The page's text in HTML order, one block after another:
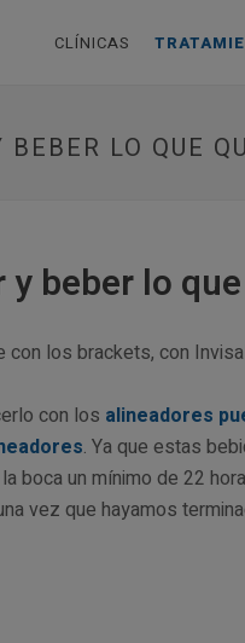
CLÍNICAS
BEBER LO QUE
y beber lo
con los brackets, con
con los alineadores
. Ya que estas
boca un mínimo de 22
vez que hayamos